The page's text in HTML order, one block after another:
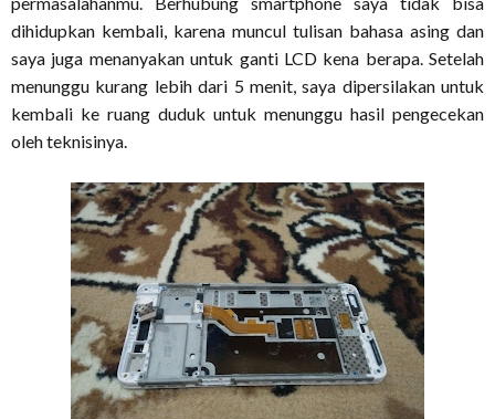
dihidupkan kembali, karena muncul tulisan bahasa asing dan
saya juga menanyakan untuk ganti LCD kena berapa. Setelah
menunggu kurang lebih dari 5 menit, saya dipersilakan untuk
kembali ke ruang duduk untuk menunggu hasil pengecekan
oleh teknisinya.